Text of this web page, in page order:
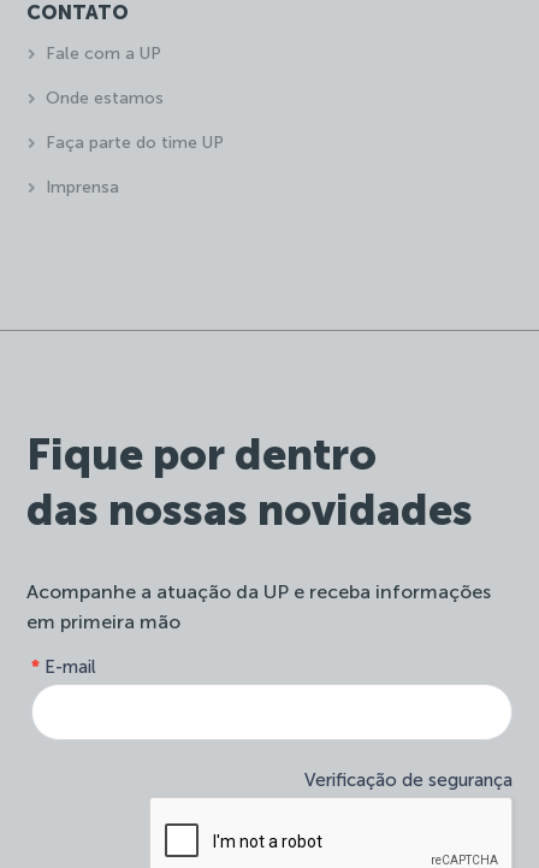
Fique por dentro
das nossas novidades
Acompanhe a atuação da UP e receba informações
em primeira mão
site-
newsletter
E-mail
*
Verificação de segurança
você
é
humano,
este
campo
branco.
CONTATO
Fale com a UP
Onde estamos
Faça parte do time UP
Imprensa